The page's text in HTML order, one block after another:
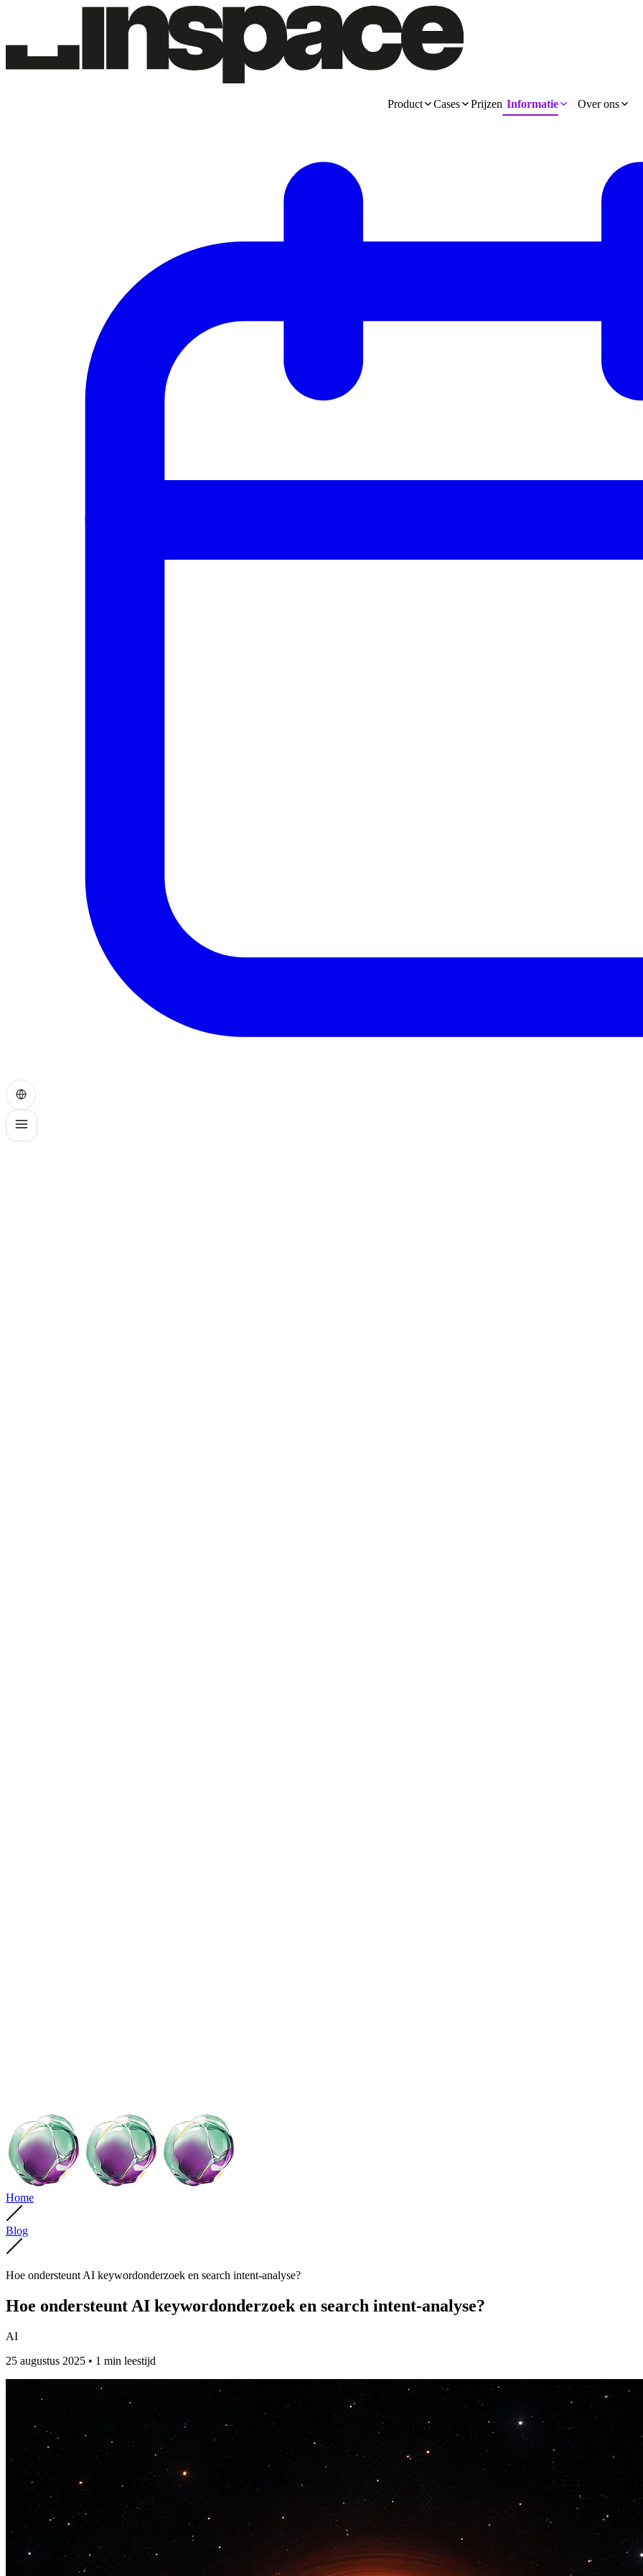
Product Cases Prijzen Informatie Over ons
Home
Blog
Hoe ondersteunt AI keywordonderzoek en search intent-analyse?
Hoe ondersteunt AI keywordonderzoek en search intent-analyse?
AI
25 augustus 2025 • 1 min leestijd